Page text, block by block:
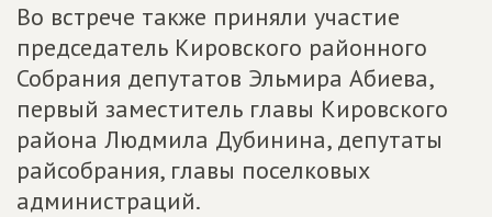
Во встрече также приняли участие
председатель Кировского районного
Собрания депутатов Эльмира Абиева,
первый заместитель главы Кировского
района Людмила Дубинина, депутаты
райсобрания, главы поселковых
администраций.